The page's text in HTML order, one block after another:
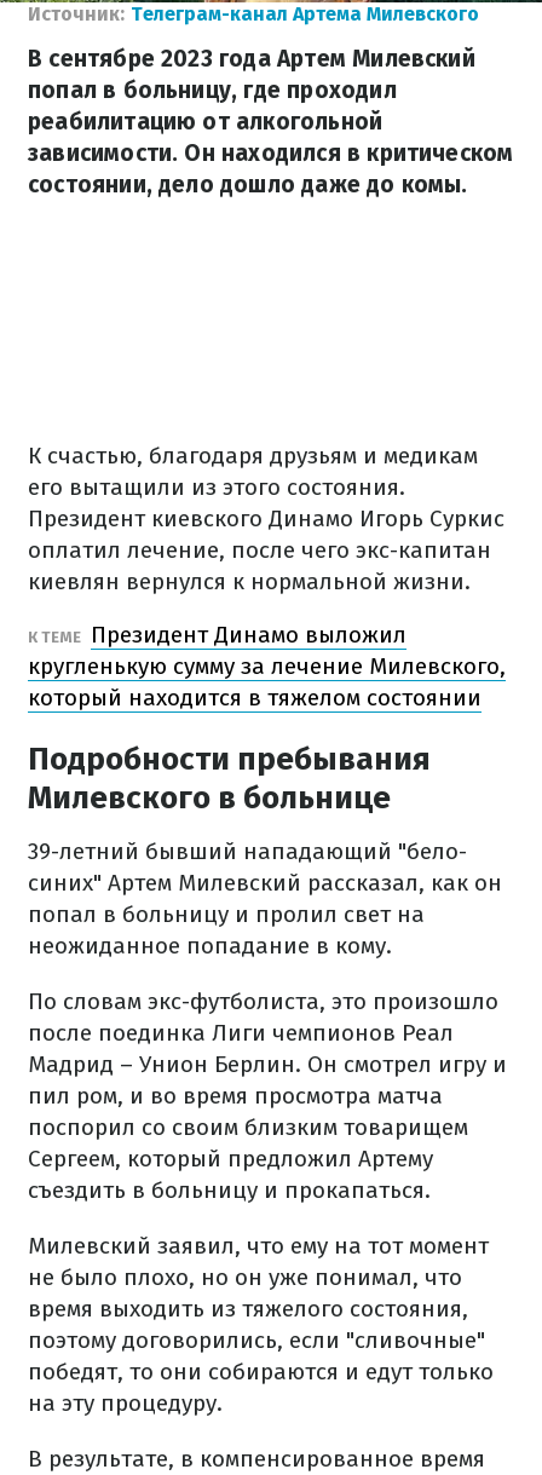
Источник: Телеграм-канал Артема Милевского
В сентябре 2023 года Артем Милевский
попал в больницу, где проходил
реабилитацию от алкогольной
зависимости. Он находился в критическом
состоянии, дело дошло даже до комы.
К счастью, благодаря друзьям и медикам
его вытащили из этого состояния.
Президент киевского Динамо Игорь Суркис
оплатил лечение, после чего экс-капитан
киевлян вернулся к нормальной жизни.
К ТЕМЕ
Президент Динамо выложил
кругленькую сумму за лечение Милевского,
который находится в тяжелом состоянии
Подробности пребывания
Милевского в больнице
39-летний бывший нападающий "бело-
синих" Артем Милевский рассказал, как он
попал в больницу и пролил свет на
неожиданное попадание в кому.
По словам экс-футболиста, это произошло
после поединка Лиги чемпионов Реал
Мадрид – Унион Берлин. Он смотрел игру и
пил ром, и во время просмотра матча
поспорил со своим близким товарищем
Сергеем, который предложил Артему
съездить в больницу и прокапаться.
Милевский заявил, что ему на тот момент
не было плохо, но он уже понимал, что
время выходить из тяжелого состояния,
поэтому договорились, если "сливочные"
победят, то они собираются и едут только
на эту процедуру.
В результате, в компенсированное время